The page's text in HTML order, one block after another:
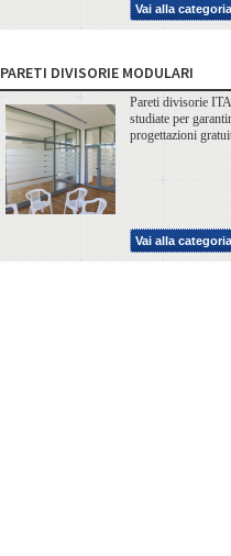
Vai alla categoria
PARETI DIVISORIE MODULARI
Pareti divisorie
studiate per
progettazioni
Vai alla categoria